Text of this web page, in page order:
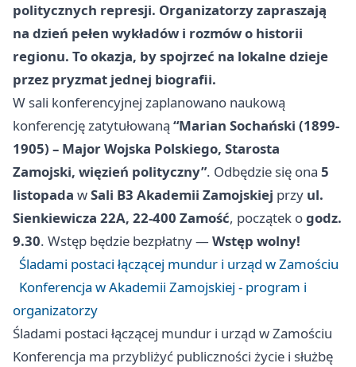
politycznych represji. Organizatorzy zapraszają
na dzień pełen wykładów i rozmów o historii
regionu. To okazja, by spojrzeć na lokalne dzieje
przez pryzmat jednej biografii.
W sali konferencyjnej zaplanowano naukową
konferencję zatytułowaną “Marian Sochański (1899-
1905) – Major Wojska Polskiego, Starosta
Zamojski, więzień polityczny”. Odbędzie się ona 5
listopada wSali B3 Akademii Zamojskiej przy ul.
Sienkiewicza 22A, 22-400 Zamość, początek ogodz.
9.30. Wstęp będzie bezpłatny — Wstęp wolny!
Śladami postaci łączącej mundur i urząd w Zamościu
Konferencja w Akademii Zamojskiej - program i
organizatorzy
Śladami postaci łączącej mundur i urząd w Zamościu
Konferencja ma przybliżyć publiczności życie i służbę